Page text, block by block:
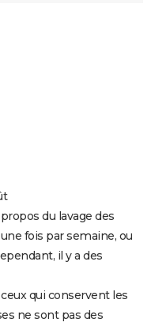
du lavage des
fois par semaine, ou
il y a des
qui conservent les
ne sont pas des